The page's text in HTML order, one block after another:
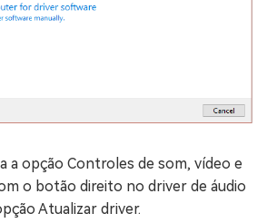
a opção Controles de som, vídeo e
o botão direito no driver de áudio
Atualizar driver.